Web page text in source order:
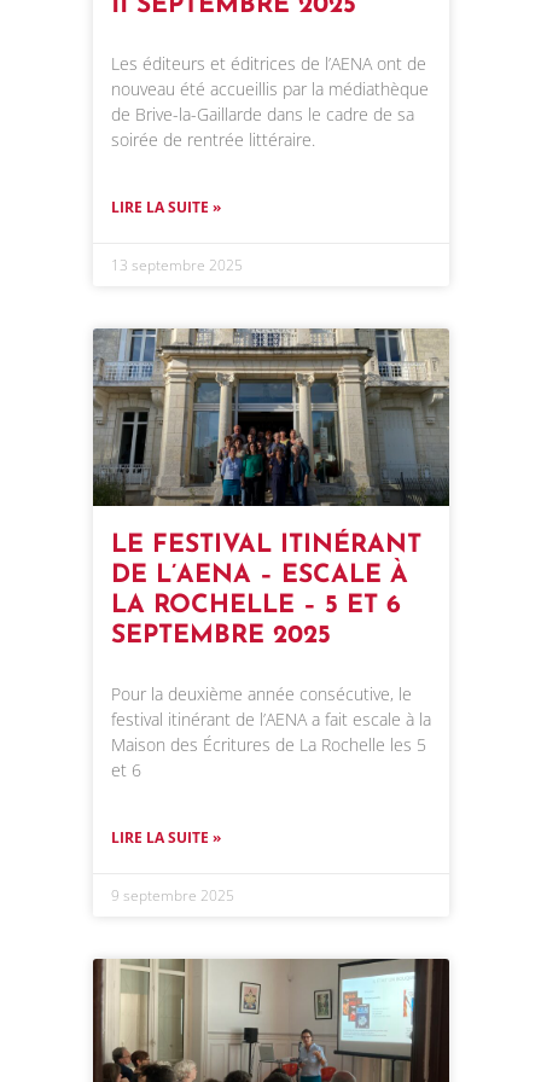
Les éditeurs et éditrices de l’AENA ont de
nouveau été accueillis par la médiathèque
de Brive-la-Gaillarde dans le cadre de sa
soirée de rentrée littéraire.
LIRE LA SUITE »
13 septembre 2025
LE FESTIVAL ITINÉRANT
DE L’AENA – ESCALE À
LA ROCHELLE – 5 ET 6
SEPTEMBRE 2025
Pour la deuxième année consécutive, le
festival itinérant de l’AENA a fait escale à la
Maison des Écritures de La Rochelle les 5
et 6
LIRE LA SUITE »
9 septembre 2025